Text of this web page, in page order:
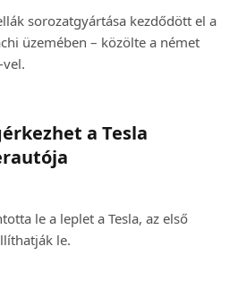
sorozatgyártása kezdődött el a
üzemében – közölte a német
a Tesla
le a leplet a Tesla, az első
le.